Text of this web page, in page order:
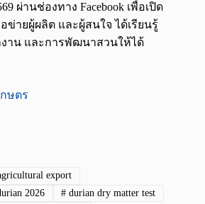
ผ่านช่องทาง Facebook เพื่อเปิด
ข่ายผู้ผลิต และผู้สนใจ ได้เรียนรู้
าน และการพัฒนาสวนให้ได้
ษตร
export
2026 # durian dry matter test